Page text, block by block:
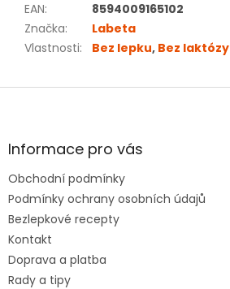
EAN:
8594009165102
Značka:
Labeta
Vlastnosti: Bez lepku, Bez laktózy
Z
aInformace pro vás
Obchodní podmínky
Podmínky ochrany osobních údajů
Bezlepkové recepty
Kontakt
Doprava a platba
Rady a tipy